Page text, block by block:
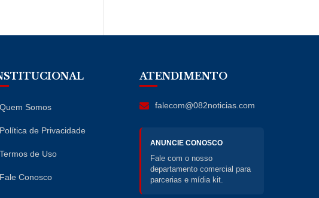
Quem Somos
Política de Privacidade
Termos de Uso
Fale Conosco
ATENDIMENTO
falecom@082noticias.com
ANUNCIE CONOSCO
Fale com o nosso
departamento comercial para
parcerias e mídia kit.